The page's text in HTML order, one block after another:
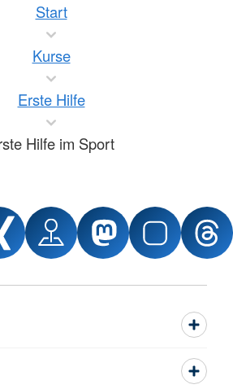
Start
Kurse
Erste Hilfe
Hilfe im Sport